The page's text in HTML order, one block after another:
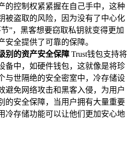
的控制权紧紧握在自己手中，这种
被盗取的风险，因为没有了中心化
”，黑客想要窃取私钥就变得更加
安全提供了可靠的保障。
的资产安全保障 Trust钱包支持将
备中，如硬件钱包，这就像是将珍
与世隔绝的安全密室中，冷存储设
避免网络攻击和黑客入侵，为用户
的安全保障，当用户拥有大量重要
冷存储功能可以让他们更加安心地